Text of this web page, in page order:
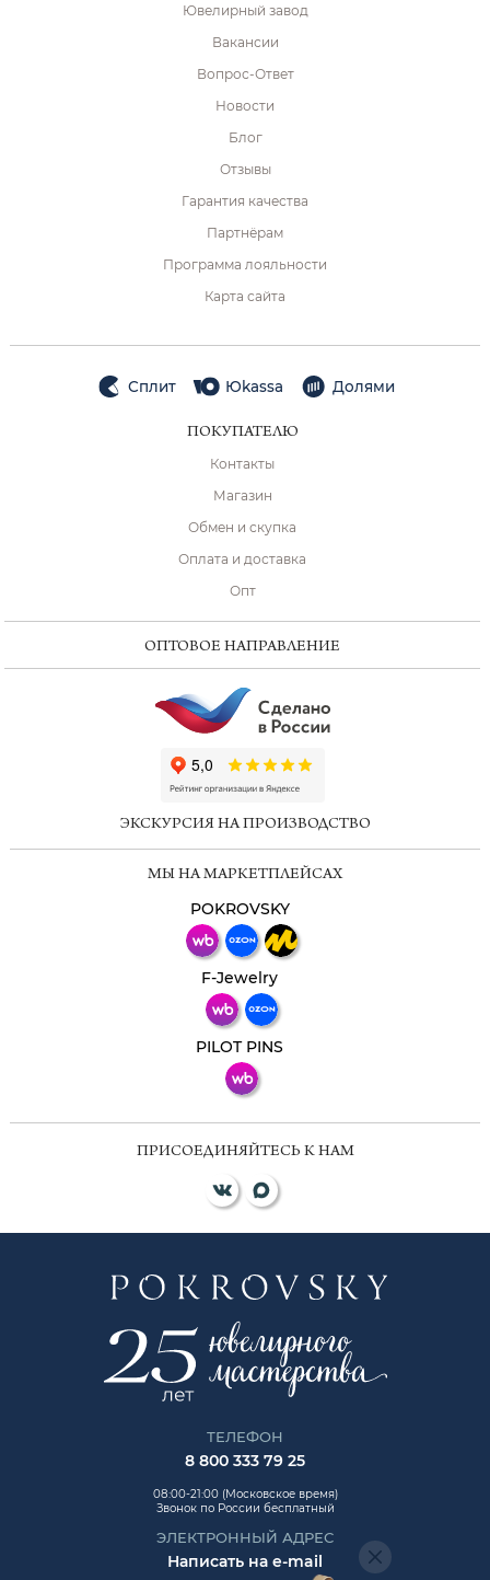
Ювелирный завод
Вакансии
Вопрос-Ответ
Новости
Блог
Отзывы
Гарантия качества
Партнёрам
Программа лояльности
Карта сайта
Сплит Юkassa Долями
ПОКУПАТЕЛЮ
Контакты
Магазин
Обмен и скупка
Оплата и доставка
Опт
ОПТОВОЕ НАПРАВЛЕНИЕ
ЭКСКУРСИЯ НА ПРОИЗВОДСТВО
МЫ НА МАРКЕТПЛЕЙСАХ
POKROVSKY
F-Jewelry
PILOT PINS
ПРИСОЕДИНЯЙТЕСЬ К НАМ
ТЕЛЕФОН
8 800 333 79 25
08:00-21:00 (Московское время)
Звонок по России бесплатный
ЭЛЕКТРОННЫЙ АДРЕС
Написать на e-mail